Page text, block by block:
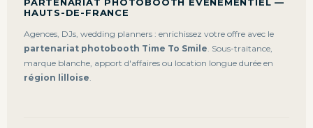
HAUTS-DE-FRANCE
Agences, DJs, wedding planners : enrichissez votre offre avec le
partenariat photobooth Time To Smile . Sous-traitance,
marque blanche, apport d'affaires ou location longue durée en
région lilloise